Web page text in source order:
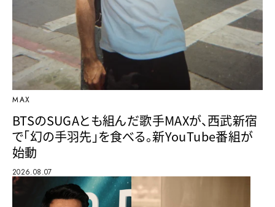
MAX
BTSのSUGAとも組んだ歌手MAXが、西武新宿
で「幻の手羽先」を食べる。新YouTube番組が
始動
2026.08.07